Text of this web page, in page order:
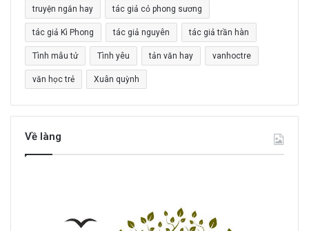
truyện ngắn hay tác giả cỏ phong sương
tác giả Kì Phong tác giả nguyên tác giả trần hàn
Tình mẫu tử Tình yêu tản văn hay vanhoctre
văn học trẻ Xuân quỳnh
Về làng